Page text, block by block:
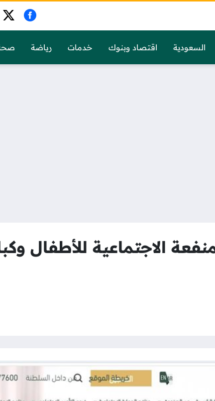
السعودية اقتصاد وبنوك خدمات رياضة
الاجتماعية للأطفال